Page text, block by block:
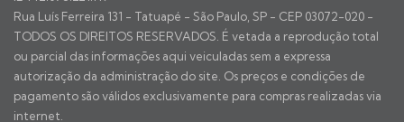
Rua Luís Ferreira 131 - Tatuapé - São Paulo, SP - CEP 03072-020 -
TODOS OS DIREITOS RESERVADOS. É vetada a reprodução total
ou parcial das informações aqui veiculadas sem a expressa
autorização da administração do site. Os preços e condições de
pagamento são válidos exclusivamente para compras realizadas via
internet.